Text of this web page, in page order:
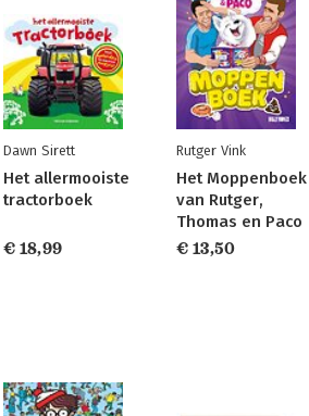
Dawn Sirett
Het allermooiste
tractorboek
€ 18,99
Rutger Vink
Het Moppenboek
van Rutger,
Thomas en Paco
€ 13,50